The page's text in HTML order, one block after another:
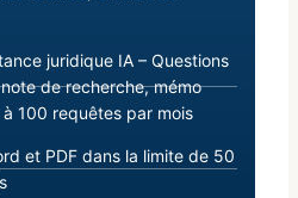
juridique IA – Questions
de recherche, mémo
100 requêtes par mois
et PDF dans la limite de 50